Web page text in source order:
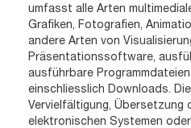
umfasst alle Arten
Grafiken, Fotografien,
andere Arten von
Präsentationssoftware,
ausführbare
einschliesslich Downloads.
Vervielfältigung, Übersetzung
elektronischen Systemen